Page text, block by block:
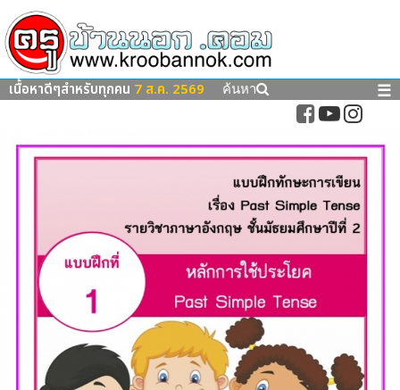
เนื้อหาดีๆสำหรับทุกคน 7 ส.ค. 2569 ค้นหา ☰